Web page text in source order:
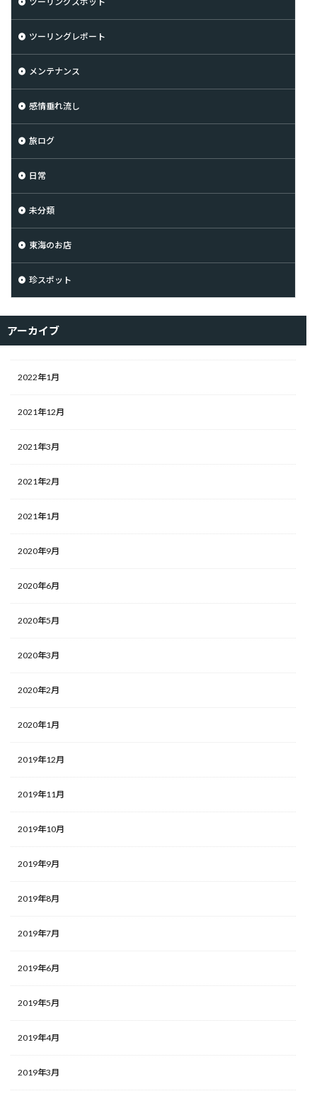
ツーリングレポート
メンテナンス
感情垂れ流し
旅ログ
日常
未分類
東海のお店
珍スポット
アーカイブ
2022年1月
2021年12月
2021年3月
2021年2月
2021年1月
2020年9月
2020年6月
2020年5月
2020年3月
2020年2月
2020年1月
2019年12月
2019年11月
2019年10月
2019年9月
2019年8月
2019年7月
2019年6月
2019年5月
2019年4月
2019年3月